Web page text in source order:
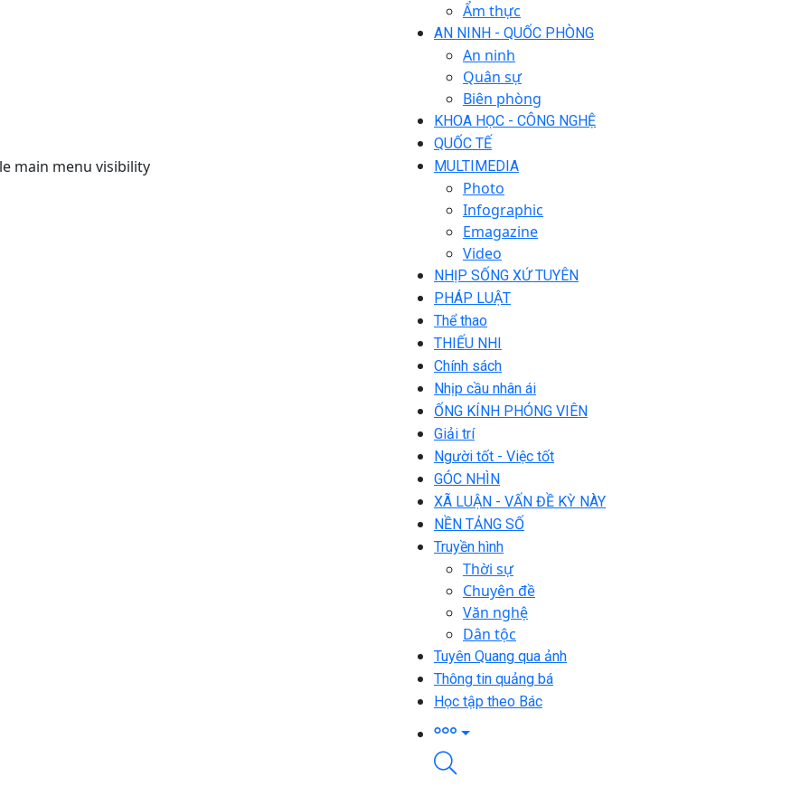
main menu visibility
Ẩm thực
AN NINH - QUỐC PHÒNG
An ninh
Quân sự
Biên phòng
KHOA HỌC - CÔNG NGHỆ
QUỐC TẾ
MULTIMEDIA
Photo
Infographic
Emagazine
Video
NHỊP SỐNG XỨ TUYÊN
PHÁP LUẬT
Thể thao
THIẾU NHI
Chính sách
Nhịp cầu nhân ái
ỐNG KÍNH PHÓNG VIÊN
Giải trí
Người tốt - Việc tốt
GÓC NHÌN
XÃ LUẬN - VẤN ĐỀ KỲ NÀY
NỀN TẢNG SỐ
Truyền hình
Thời sự
Chuyên đề
Văn nghệ
Dân tộc
Tuyên Quang qua ảnh
Thông tin quảng bá
Học tập theo Bác